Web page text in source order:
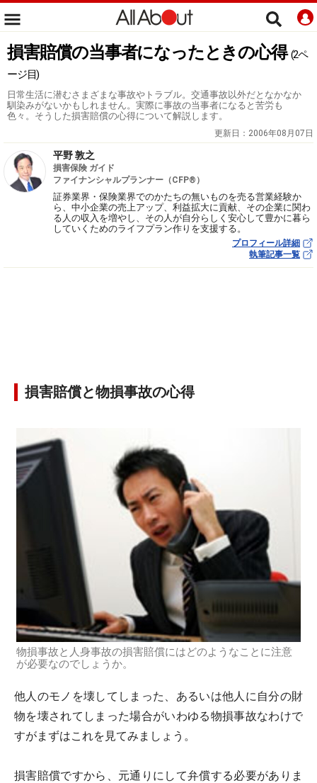
損害賠償の当事者になったときの心得 (2ペ
ージ目)
日常生活に潜むさまざまな事故やトラブル。交通事故以外だとなかなか
馴染みがないかもしれません。実際に事故の当事者になると苦労も
色々。そうした損害賠償の心得について解説します。
更新日： 2006年08月07日
平野 敦之
損害保険 ガイド
ファイナンシャルプランナー（CFP®）
証券業界・保険業界でのかたちの無いものを売る営業経験か
ら、中小企業の売上アップ、利益拡大に貢献、その企業に関わ
る人の収入を増やし、その人が自分らしく安心して豊かに暮ら
していくためのライフプラン作りを支援する。
プロフィール詳細
執筆記事一覧
損害賠償と物損事故の心得
物損事故と人身事故の損害賠償にはどのようなことに注意
が必要なのでしょうか。
他人のモノを壊してしまった、あるいは他人に自分の財
物を壊されてしまった場合がいわゆる物損事故なわけで
すがまずはこれを見てみましょう。
損害賠償ですから、元通りにして弁償する必要がありま